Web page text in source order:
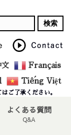
文 Français
Tiếng Việt
ご了承ください。
よくある質問
Q&A